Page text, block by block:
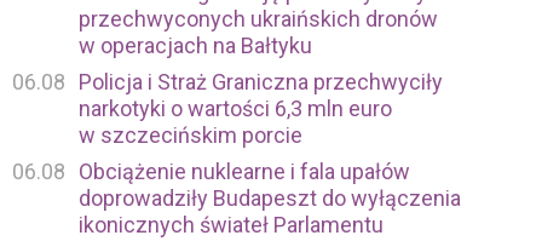
przechwyconych ukraińskich dronów
w operacjach na Bałtyku
06.08
Policja i Straż Graniczna przechwyciły
narkotyki o wartości 6,3 mln euro
w szczecińskim porcie
06.08
Obciążenie nuklearne i fala upałów
doprowadziły Budapeszt do wyłączenia
ikonicznych świateł Parlamentu